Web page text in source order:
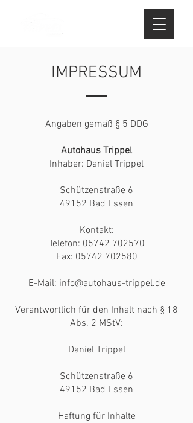
IMPRESSUM
Angaben gemäß § 5 DDG
Autohaus Trippel
Inhaber: Daniel Trippel
Schützenstraße 6
49152 Bad Essen
Kontakt:
Telefon: 05742 702570
Fax: 05742 702580
E-Mail:info@autohaus-trippel.de
Verantwortlich für den Inhalt nach § 18
Abs. 2 MStV:
Daniel Trippel
Schützenstraße 6
49152 Bad Essen
Haftung für Inhalte